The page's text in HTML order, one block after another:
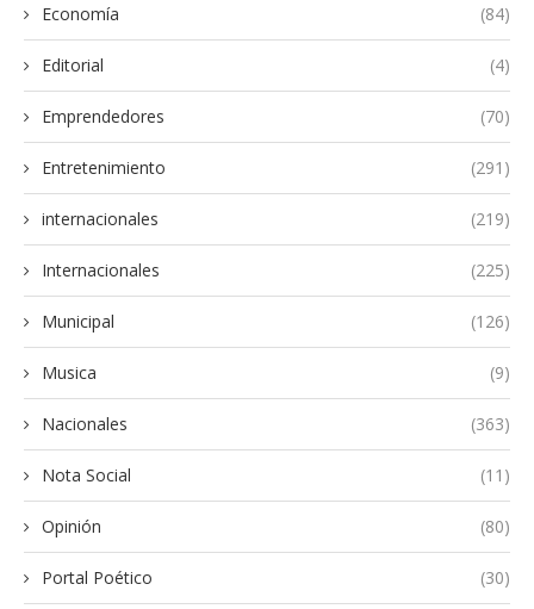
Economía (84)
Editorial (4)
Emprendedores (70)
Entretenimiento (291)
internacionales (219)
Internacionales (225)
Municipal (126)
Musica (9)
Nacionales (363)
Nota Social (11)
Opinión (80)
Portal Poético (30)